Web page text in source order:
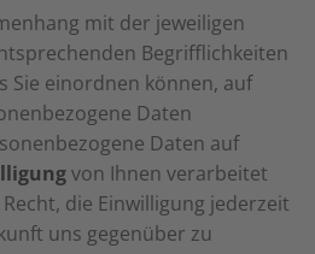
mit der jeweiligen
Begrifflichkeiten
Sie einordnen können, auf
Daten
Daten auf
von Ihnen verarbeitet
die Einwilligung jederzeit
uns gegenüber zu